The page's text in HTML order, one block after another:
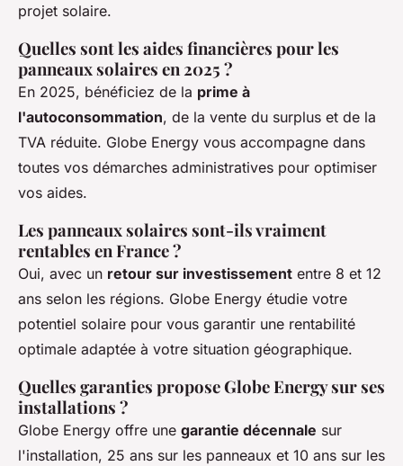
projet solaire.
Quelles sont les aides financières pour les
panneaux solaires en 2025 ?
En 2025, bénéficiez de la prime à
l'autoconsommation, de la vente du surplus et de la
TVA réduite. Globe Energy vous accompagne dans
toutes vos démarches administratives pour optimiser
vos aides.
Les panneaux solaires sont-ils vraiment
rentables en France ?
Oui, avec un retour sur investissement entre 8 et 12
ans selon les régions. Globe Energy étudie votre
potentiel solaire pour vous garantir une rentabilité
optimale adaptée à votre situation géographique.
Quelles garanties propose Globe Energy sur ses
installations ?
Globe Energy offre une garantie décennale sur
l'installation, 25 ans sur les panneaux et 10 ans sur les